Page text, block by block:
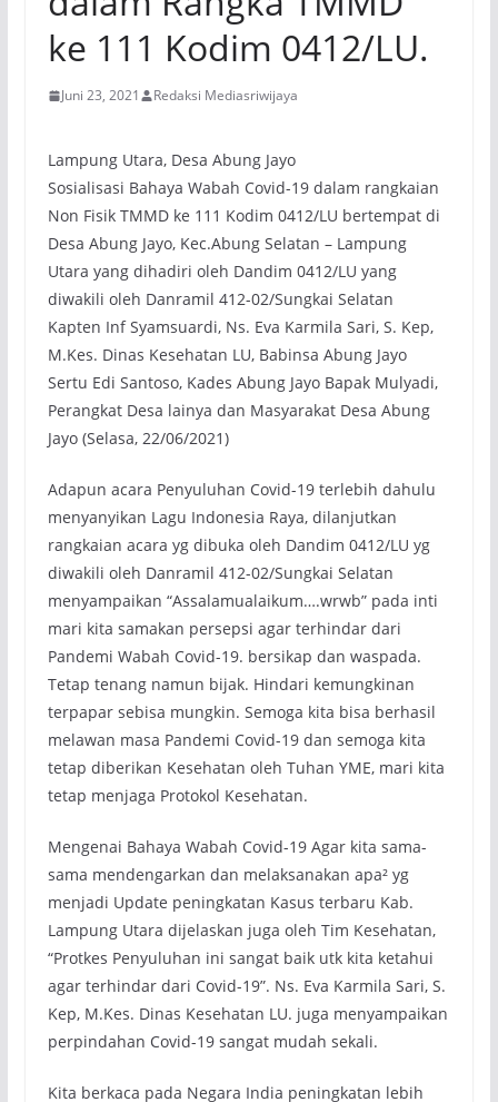
ke 111 Kodim 0412/LU.
Juni 23, 2021 Redaksi Mediasriwijaya
Lampung Utara, Desa Abung Jayo
Sosialisasi Bahaya Wabah Covid-19 dalam rangkaian
Non Fisik TMMD ke 111 Kodim 0412/LU bertempat di
Desa Abung Jayo, Kec.Abung Selatan – Lampung
Utara yang dihadiri oleh Dandim 0412/LU yang
diwakili oleh Danramil 412-02/Sungkai Selatan
Kapten Inf Syamsuardi, Ns. Eva Karmila Sari, S. Kep,
M.Kes. Dinas Kesehatan LU, Babinsa Abung Jayo
Sertu Edi Santoso, Kades Abung Jayo Bapak Mulyadi,
Perangkat Desa lainya dan Masyarakat Desa Abung
Jayo (Selasa, 22/06/2021)
Adapun acara Penyuluhan Covid-19 terlebih dahulu
menyanyikan Lagu Indonesia Raya, dilanjutkan
rangkaian acara yg dibuka oleh Dandim 0412/LU yg
diwakili oleh Danramil 412-02/Sungkai Selatan
menyampaikan “Assalamualaikum….wrwb” pada inti
mari kita samakan persepsi agar terhindar dari
Pandemi Wabah Covid-19. bersikap dan waspada.
Tetap tenang namun bijak. Hindari kemungkinan
terpapar sebisa mungkin. Semoga kita bisa berhasil
melawan masa Pandemi Covid-19 dan semoga kita
tetap diberikan Kesehatan oleh Tuhan YME, mari kita
tetap menjaga Protokol Kesehatan.
Mengenai Bahaya Wabah Covid-19 Agar kita sama-
sama mendengarkan dan melaksanakan apa² yg
menjadi Update peningkatan Kasus terbaru Kab.
Lampung Utara dijelaskan juga oleh Tim Kesehatan,
“Protkes Penyuluhan ini sangat baik utk kita ketahui
agar terhindar dari Covid-19”. Ns. Eva Karmila Sari, S.
Kep, M.Kes. Dinas Kesehatan LU. juga menyampaikan
perpindahan Covid-19 sangat mudah sekali.
Kita berkaca pada Negara India peningkatan lebih